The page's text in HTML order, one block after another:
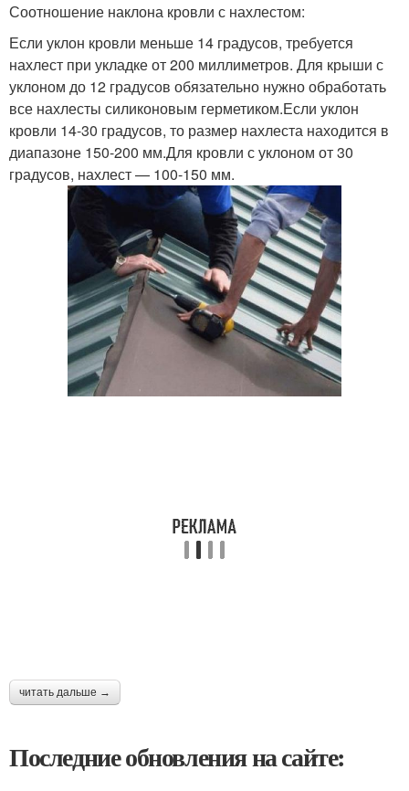
Соотношение наклона кровли с нахлестом:
Если уклон кровли меньше 14 градусов, требуется
нахлест при укладке от 200 миллиметров. Для крыши с
уклоном до 12 градусов обязательно нужно обработать
все нахлесты силиконовым герметиком.Если уклон
кровли 14-30 градусов, то размер нахлеста находится в
диапазоне 150-200 мм.Для кровли с уклоном от 30
градусов, нахлест — 100-150 мм.
читать дальше →
Последние обновления на сайте: